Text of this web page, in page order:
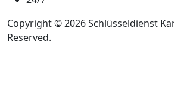
Copyright © 2026 Schlüsseldienst
Reserved.